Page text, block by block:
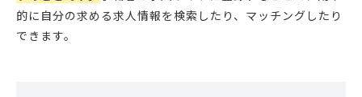
的に自分の求める求人情報を検索したり、マッチングしたり
できます。